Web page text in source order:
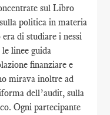
sul Libro
politica in materia
di studiare i nessi
linee guida
finanziare e
mirava inoltre ad
dell’audit, sulla
Ogni partecipante